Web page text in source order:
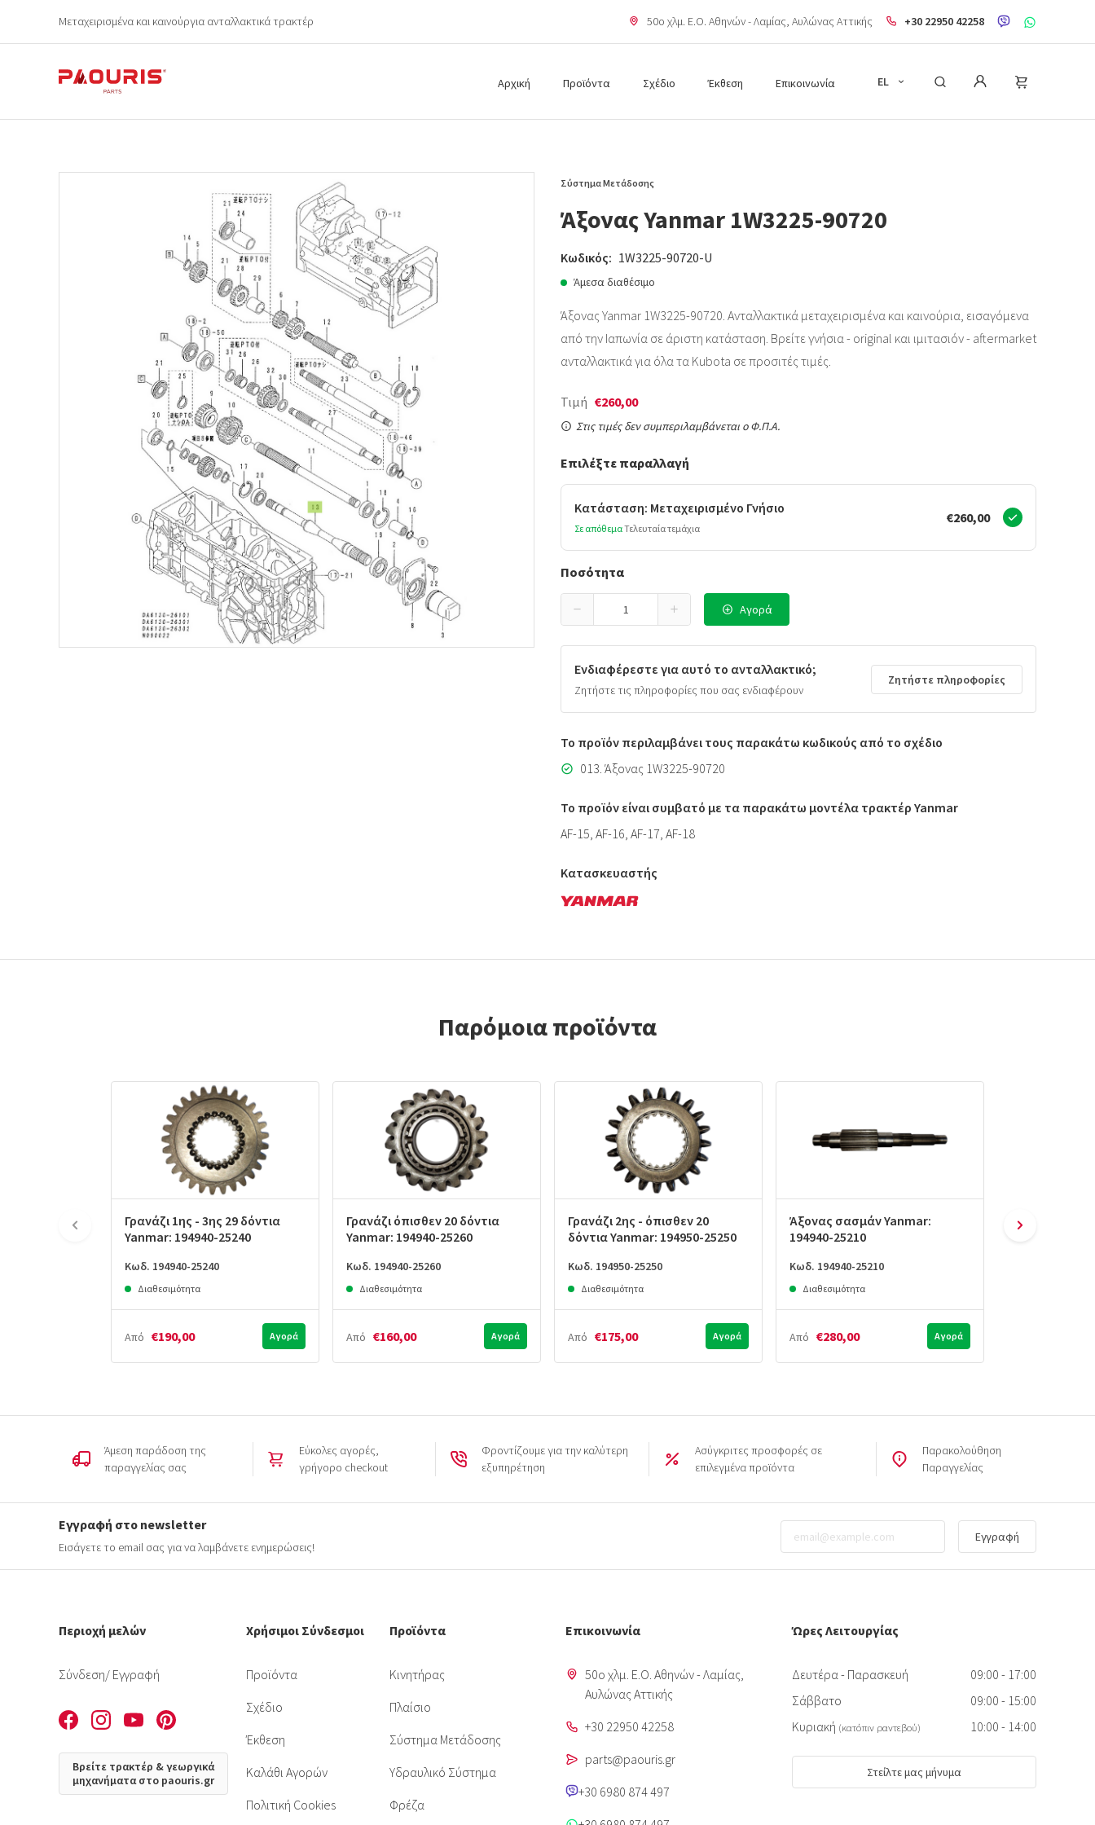
Μεταχειρισμένα και καινούργια ανταλλακτικά τρακτέρ 50o χλμ. Ε.Ο. Αθηνών - Λαμίας, Aυλώνας Αττικής +30 22950 42258
Αρχική Προϊόντα Σχέδιο Έκθεση Επικοινωνία EL
Σύστημα Μετάδοσης
Άξονας Yanmar 1W3225-90720
Κωδικός: 1W3225-90720-U
Άμεσα διαθέσιμο
Άξονας Yanmar 1W3225-90720. Ανταλλακτικά μεταχειρισμένα και καινούρια, εισαγόμενα
από την Ιαπωνία σε άριστη κατάσταση. Βρείτε γνήσια - original και ιμιτασιόν - aftermarket
ανταλλακτικά για όλα τα Kubota σε προσιτές τιμές.
Τιμή €260,00
Στις τιμές δεν συμπεριλαμβάνεται ο Φ.Π.Α.
Επιλέξτε παραλλαγή
Κατάσταση: Μεταχειρισμένο Γνήσιο
Σε απόθεμαΤελευταία τεμάχια
€260,00
Ποσότητα
Αγορά
Ενδιαφέρεστε για αυτό το ανταλλακτικό;
Ζητήστε τις πληροφορίες που σας ενδιαφέρουν
Ζητήστε πληροφορίες
Το προϊόν περιλαμβάνει τους παρακάτω κωδικούς από το σχέδιο
013. Άξονας 1W3225-90720
Το προϊόν είναι συμβατό με τα παρακάτω μοντέλα τρακτέρ Yanmar
AF-15, AF-16, AF-17, AF-18
Κατασκευαστής
Παρόμοια προϊόντα
Γρανάζι 1ης - 3ης 29 δόντια
Yanmar: 194940-25240
Κωδ. 194940-25240
Διαθεσιμότητα
Από €190,00 Αγορά
Γρανάζι όπισθεν 20 δόντια
Yanmar: 194940-25260
Κωδ. 194940-25260
Διαθεσιμότητα
Από €160,00 Αγορά
Γρανάζι 2ης - όπισθεν 20
δόντια Yanmar: 194950-25250
Κωδ. 194950-25250
Διαθεσιμότητα
Από €175,00 Αγορά
Άξονας σασμάν Yanmar:
194940-25210
Κωδ. 194940-25210
Διαθεσιμότητα
Από €280,00 Αγορά
Γρανάζι 32
Άμεση παράδοση της
παραγγελίας σας
Εύκολες αγορές,
γρήγορο checkout
Φροντίζουμε για την καλύτερη
εξυπηρέτηση
Ασύγκριτες προσφορές σε
επιλεγμένα προϊόντα
Παρακολούθηση
Παραγγελίας
Εγγραφή στο newsletter
Εισάγετε το email σας για να λαμβάνετε ενημερώσεις!
Εγγραφή
Περιοχή μελών
Σύνδεση/ Εγγραφή
Βρείτε τρακτέρ & γεωργικά
μηχανήματα στο paouris.gr
Χρήσιμοι Σύνδεσμοι
Προϊόντα
Σχέδιο
Έκθεση
Καλάθι Αγορών
Πολιτική Cookies
Προϊόντα
Κινητήρας
Πλαίσιο
Σύστημα Μετάδοσης
Υδραυλικό Σύστημα
Φρέζα
Επικοινωνία
50o χλμ. Ε.Ο. Αθηνών - Λαμίας,
Aυλώνας Αττικής
+30 22950 42258
parts@paouris.gr
+30 6980 874 497
Ώρες Λειτουργίας
Δευτέρα - Παρασκευή
09:00 - 17:00
Σάββατο
09:00 - 15:00
Κυριακή (κατόπιν ραντεβού) 10:00 - 14:00
Στείλτε μας μήνυμα